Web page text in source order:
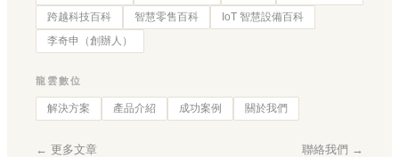
跨越科技百科
智慧零售百科
IoT 智慧設備百科
李奇申（創辦人）
龍雲數位
解決方案 產品介紹 成功案例 關於我們
← 更多文章 聯絡我們 →